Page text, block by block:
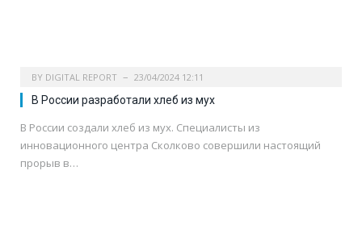
BY DIGITAL REPORT 23/04/2024 12:11
В России разработали хлеб из мух
В России создали хлеб из мух. Специалисты из
инновационного центра Сколково совершили настоящий
прорыв в…